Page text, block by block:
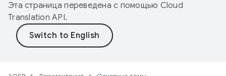
Эта страница переведена с помощью Cloud
Translation API.